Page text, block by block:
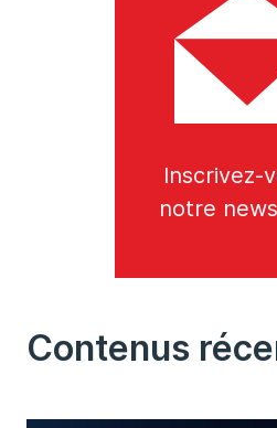
Inscrivez-
notre
Contenus